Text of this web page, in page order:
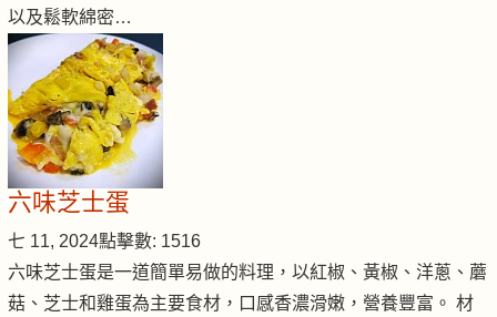
以及鬆軟綿密…
六味芝士蛋
七 11, 2024點擊數: 1516
六味芝士蛋是一道簡單易做的料理，以紅椒、黃椒、洋蔥、蘑
菇、芝士和雞蛋為主要食材，口感香濃滑嫩，營養豐富。 材